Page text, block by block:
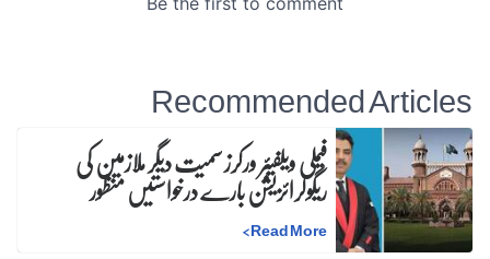
Recommended Articles
فیملی ویلفیئر ورکرز سمیت دیگر ملازمین کی
ریگولرائزیشن بارے درخواستیں منظور
Read More
>